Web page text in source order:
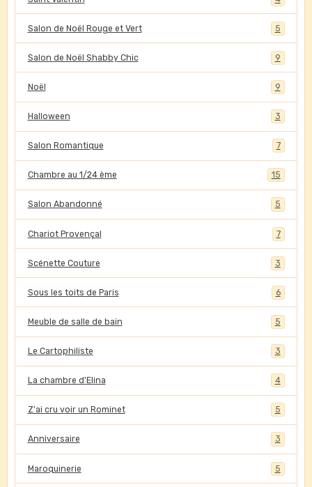
Salon de Noël Rouge et Vert 5
Salon de Noël Shabby Chic 9
Noël 9
Halloween 3
Salon Romantique 7
Chambre au 1/24 ème 15
Salon Abandonné 5
Chariot Provençal 7
Scénette Couture 3
Sous les toits de Paris 6
Meuble de salle de bain 5
Le Cartophiliste 3
La chambre d'Elina 4
Z'ai cru voir un Rominet 5
Anniversaire 3
Maroquinerie 5